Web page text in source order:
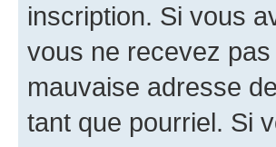
inscription. Si vous
vous ne recevez
mauvaise adresse
tant que pourriel. Si